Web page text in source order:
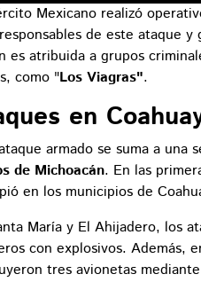
Mexicano realizó
de este ataque
es atribuida a grupos
como "Los Viagras".
en
armado se suma a una
de Michoacán. En las
en los municipios de
María y El Ahijadero, los
con explosivos. Además,
tres avionetas